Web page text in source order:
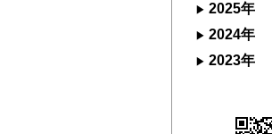
2025年
2024年
2023年